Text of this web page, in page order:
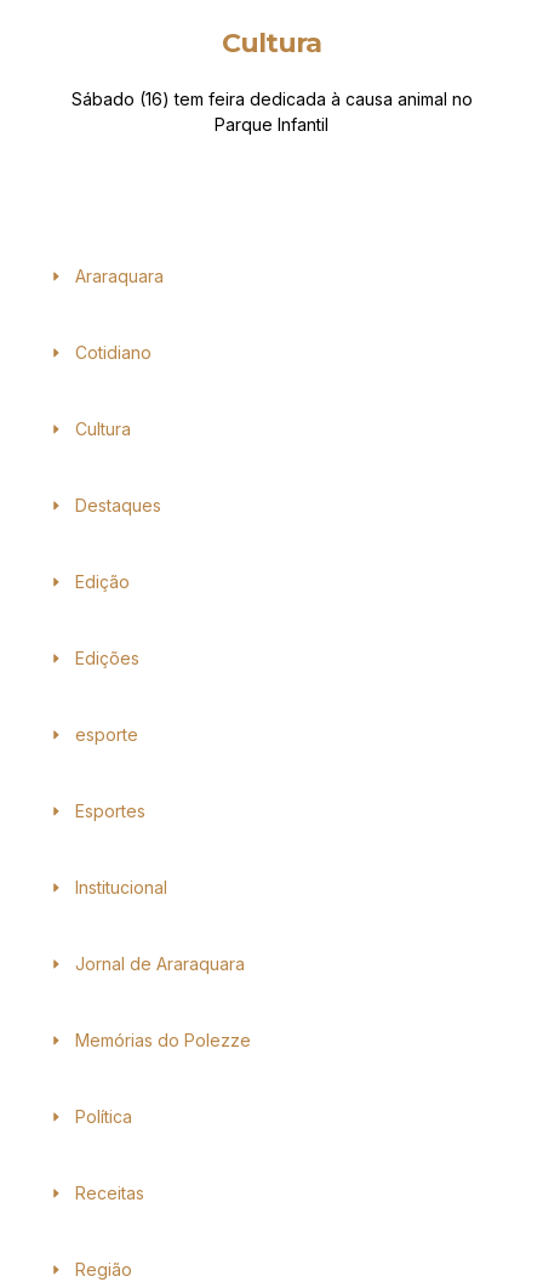
Cultura
Sábado (16) tem feira dedicada à causa animal no
Parque Infantil
Araraquara
Cotidiano
Cultura
Destaques
Edição
Edições
esporte
Esportes
Institucional
Jornal de Araraquara
Memórias do Polezze
Política
Receitas
Região